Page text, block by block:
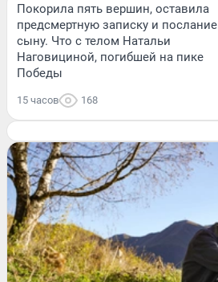
Покорила пять вершин, оставила
предсмертную записку и послание
сыну. Что с телом Натальи
Наговициной, погибшей на пике
Победы
15 часов 168